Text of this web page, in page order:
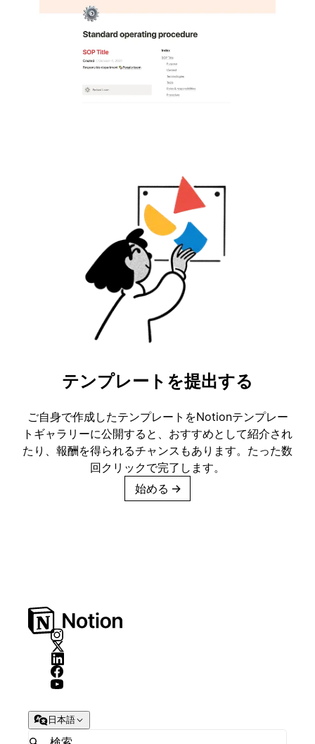
テンプレートを提出する
ご自身で作成したテンプレートをNotionテンプレー
トギャラリーに公開すると、おすすめとして紹介され
たり、報酬を得られるチャンスもあります。たった数
回クリックで完了します。
始める →
日本語